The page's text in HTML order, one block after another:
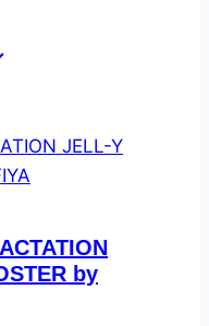
This
multiple
variants.
options
may
by